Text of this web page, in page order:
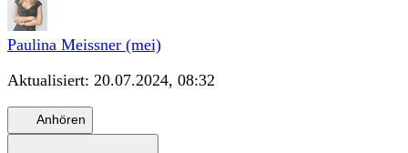
Paulina Meissner (mei)
Aktualisiert: 20.07.2024, 08:32
Anhören